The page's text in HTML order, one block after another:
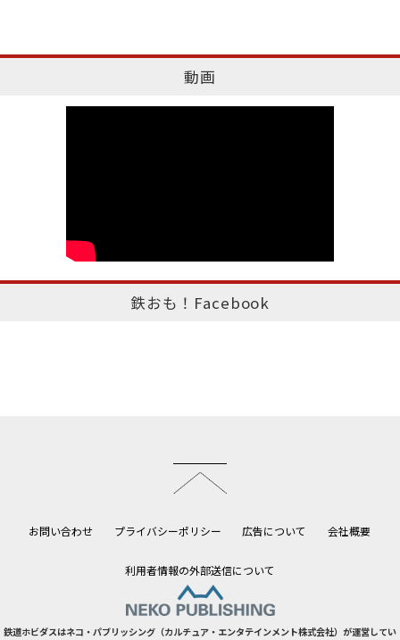
動画
鉄おも！Facebook
お問い合わせ プライバシーポリシー 広告について 会社概要
利用者情報の外部送信について
鉄道ホビダスはネコ・パブリッシング（カルチュア・エンタテインメント株式会社）が運営してい